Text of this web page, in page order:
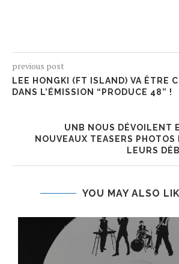
previous post
LEE HONGKI (FT ISLAND) VA ÊTRE
DANS L’ÉMISSION “PRODUCE 48” !
UNB NOUS DÉVOILENT
NOUVEAUX TEASERS PHOTOS
LEURS
YOU MAY ALSO